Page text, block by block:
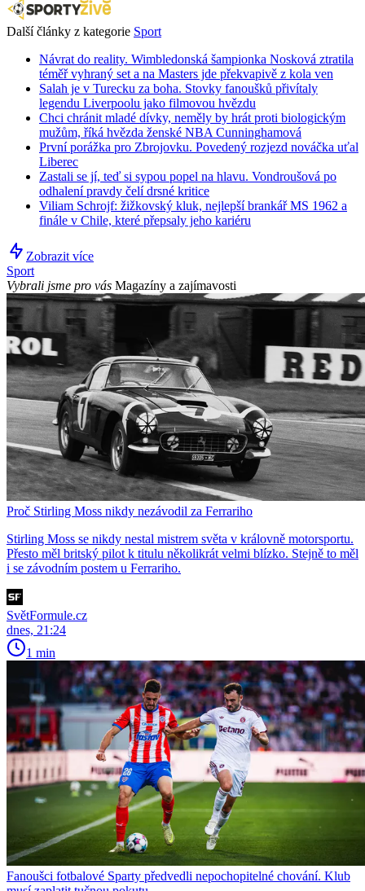
Další články z kategorie Sport
Návrat do reality. Wimbledonská šampionka Nosková ztratila
téměř vyhraný set a na Masters jde překvapivě z kola ven
Salah je v Turecku za boha. Stovky fanoušků přivítaly
legendu Liverpoolu jako filmovou hvězdu
Chci chránit mladé dívky, neměly by hrát proti biologickým
mužům, říká hvězda ženské NBA Cunninghamová
První porážka pro Zbrojovku. Povedený rozjezd nováčka uťal
Liberec
Zastali se jí, teď si sypou popel na hlavu. Vondroušová po
odhalení pravdy čelí drsné kritice
Viliam Schrojf: žižkovský kluk, nejlepší brankář MS 1962 a
finále v Chile, které přepsaly jeho kariéru
Zobrazit více
Sport
Vybrali jsme pro vás Magazíny a zajímavosti
Proč Stirling Moss nikdy nezávodil za Ferrariho
Stirling Moss se nikdy nestal mistrem světa v královně motorsportu.
Přesto měl britský pilot k titulu několikrát velmi blízko. Stejně to měl
i se závodním postem u Ferrariho.
SvětFormule.cz
dnes, 21:24
1 min
Fanoušci fotbalové Sparty předvedli nepochopitelné chování. Klub